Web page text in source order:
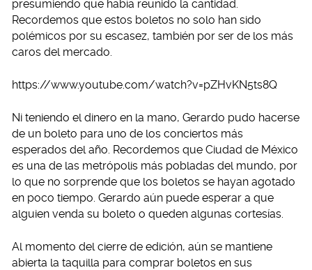
presumiendo que había reunido la cantidad.
Recordemos que estos boletos no solo han sido
polémicos por su escasez, también por ser de los más
caros del mercado.
https://www.youtube.com/watch?v=pZHvKN5ts8Q
Ni teniendo el dinero en la mano, Gerardo pudo hacerse
de un boleto para uno de los conciertos más
esperados del año. Recordemos que Ciudad de México
es una de las metrópolis más pobladas del mundo, por
lo que no sorprende que los boletos se hayan agotado
en poco tiempo. Gerardo aún puede esperar a que
alguien venda su boleto o queden algunas cortesías.
Al momento del cierre de edición, aún se mantiene
abierta la taquilla para comprar boletos en sus